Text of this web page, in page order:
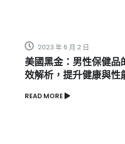
2023 年 6 月 2 日
美國黑金：男性保健品
效解析，提升健康與性
READ MORE